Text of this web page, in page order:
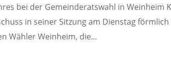
bei der Gemeinderatswahl in Weinheim
in seiner Sitzung am Dienstag förmlich
Wähler Weinheim, die...